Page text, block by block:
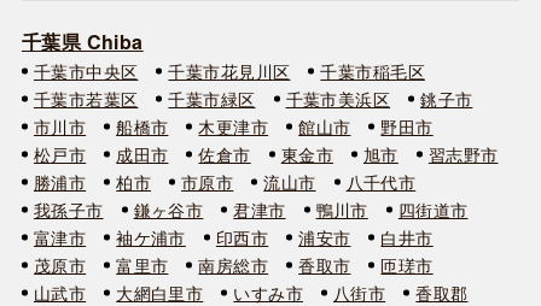
千葉県 Chiba
千葉市中央区 千葉市花見川区
千葉市稲毛区
千葉市若葉区
千葉市緑区 千葉市美浜区
銚子市
市川市
船橋市 木更津市 館山市
野田市
松戸市
成田市 佐倉市 東金市 旭市
習志野市
勝浦市
柏市 市原市 流山市
八千代市
我孫子市
鎌ヶ谷市 君津市 鴨川市
四街道市
富津市
袖ケ浦市 印西市 浦安市
白井市
茂原市
富里市 南房総市 香取市
匝瑳市
山武市
大網白里市 いすみ市 八街市
香取郡